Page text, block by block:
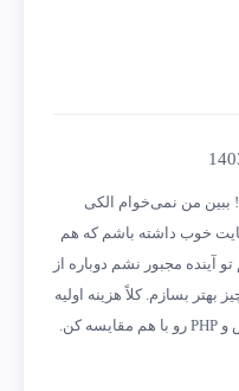
من نمی‌خوام الکی
خوب داشته باشم که هم
آینده مجبور نشم دوباره از
بهتر بسازم. کلاً هزینه اولیه
و هزینه‌های بعدی وردپرس و PHP رو با هم مقایسه کن.